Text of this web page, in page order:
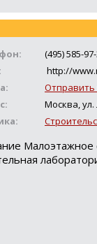
(495) 585-
http://
Отправить
Москва, ул.